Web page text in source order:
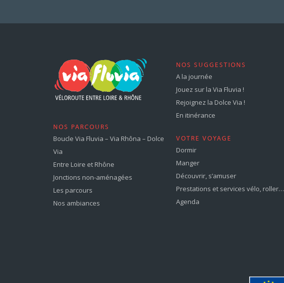
NOS PARCOURS
Boucle Via Fluvia – Via Rhôna – Dolce
Via
Entre Loire et Rhône
Jonctions non-aménagées
Les parcours
Nos ambiances
NOS SUGGESTIONS
A la journée
Jouez sur la Via Fluvia !
Rejoignez la Dolce Via !
En itinérance
VOTRE VOYAGE
Dormir
Manger
Découvrir, s’amuser
Prestations et services vélo, roller…
Agenda